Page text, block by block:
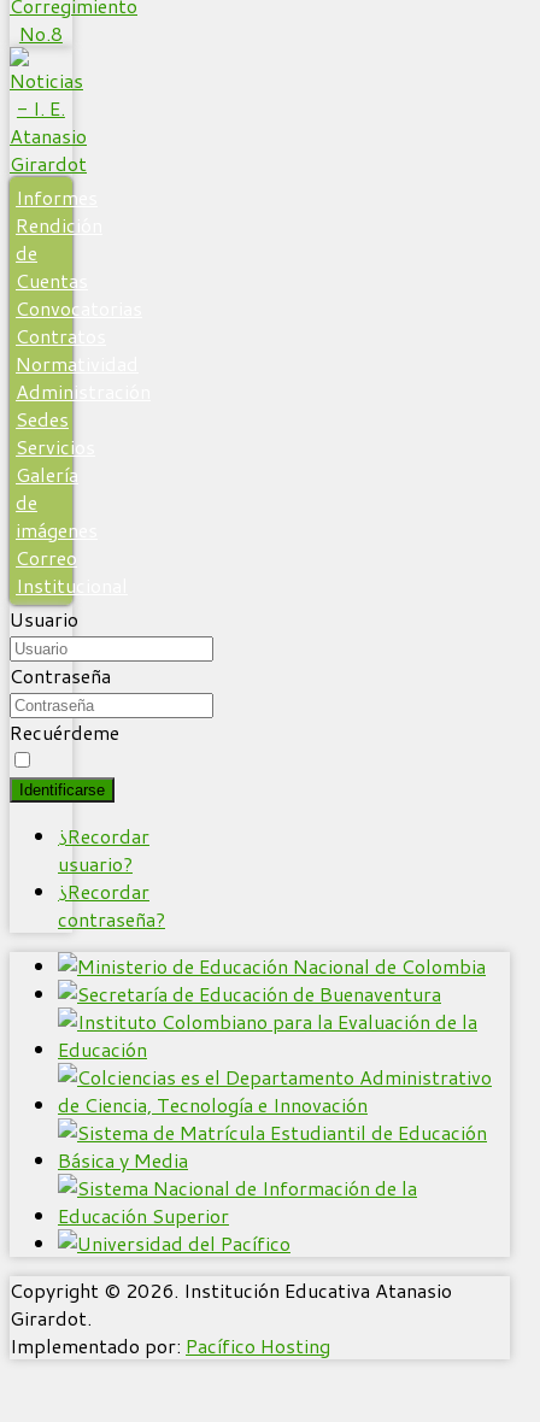
Informes
Rendición
de
Cuentas
Convocatorias
Contratos
Normatividad
Administración
Sedes
Servicios
Galería
de
imágenes
Correo
Institucional
Usuario
Contraseña
Recuérdeme
Identificarse
¿Recordar
usuario?
¿Recordar
contraseña?
Copyright © 2026. Institución Educativa Atanasio
Girardot.
Implementado por: Pacífico Hosting